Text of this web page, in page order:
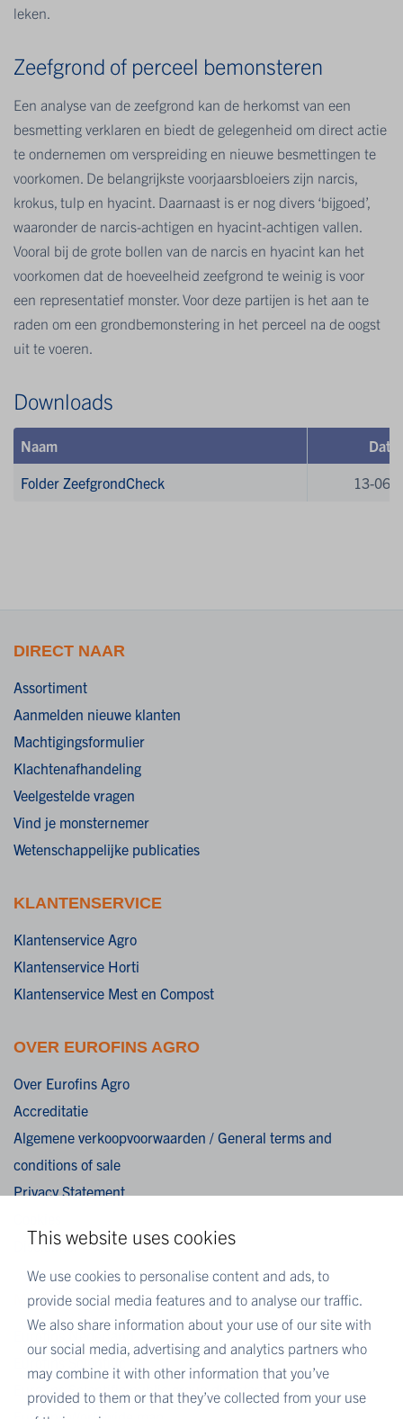
This website uses cookies
We use cookies to personalise content and ads, to
provide social media features and to analyse our traffic.
We also share information about your use of our site with
our social media, advertising and analytics partners who
may combine it with other information that you’ve
provided to them or that they’ve collected from your use
leken.
Zeefgrond of perceel bemonsteren
Een analyse van de zeefgrond kan de herkomst van een
besmetting verklaren en biedt de gelegenheid om direct actie
te ondernemen om verspreiding en nieuwe besmettingen te
voorkomen. De belangrijkste voorjaarsbloeiers zijn narcis,
krokus, tulp en hyacint. Daarnaast is er nog divers ‘bijgoed’,
waaronder de narcis-achtigen en hyacint-achtigen vallen.
Vooral bij de grote bollen van de narcis en hyacint kan het
voorkomen dat de hoeveelheid zeefgrond te weinig is voor
een representatief monster. Voor deze partijen is het aan te
raden om een grondbemonstering in het perceel na de oogst
uit te voeren.
Downloads
Naam
Folder ZeefgrondCheck 13-06-
DIRECT NAAR
Assortiment
Aanmelden nieuwe klanten
Machtigingsformulier
Klachtenafhandeling
Veelgestelde vragen
Vind je monsternemer
Wetenschappelijke publicaties
KLANTENSERVICE
Klantenservice Agro
Klantenservice Horti
Klantenservice Mest en Compost
OVER EUROFINS AGRO
Over Eurofins Agro
Accreditatie
Algemene verkoopvoorwaarden / General terms and
conditions of sale
Privacy Statement
Disclaimer
MEER EUROFINS
Eurofins Nederland
Eurofins Scientific public group directory